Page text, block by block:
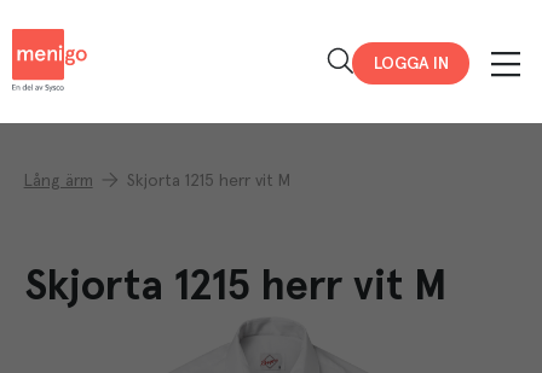
LOGGA IN
Lång ärm Skjorta 1215 herr vit M
Skjorta 1215 herr vit M